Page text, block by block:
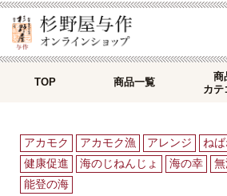
TOP 商品一覧
商
カテ
TOP > 口福日記> 「味付け 海のじねんじょ」
アカモク アカモク漁 アレンジ ね
健康促進
海のじねんじょ 海の幸
能登の海